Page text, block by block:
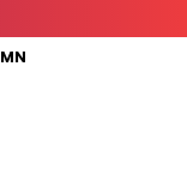
Mendagri Tito: